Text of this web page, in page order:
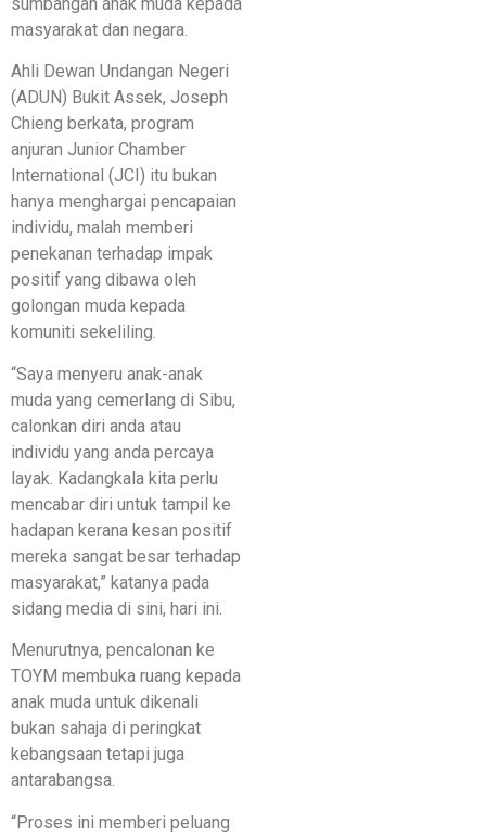
masyarakat dan negara.
Ahli Dewan Undangan Negeri
(ADUN) Bukit Assek, Joseph
Chieng berkata, program
anjuran Junior Chamber
International (JCI) itu bukan
hanya menghargai pencapaian
individu, malah memberi
penekanan terhadap impak
positif yang dibawa oleh
golongan muda kepada
komuniti sekeliling.
“Saya menyeru anak-anak
muda yang cemerlang di Sibu,
calonkan diri anda atau
individu yang anda percaya
layak. Kadangkala kita perlu
mencabar diri untuk tampil ke
hadapan kerana kesan positif
mereka sangat besar terhadap
masyarakat,” katanya pada
sidang media di sini, hari ini.
Menurutnya, pencalonan ke
TOYM membuka ruang kepada
anak muda untuk dikenali
bukan sahaja di peringkat
kebangsaan tetapi juga
antarabangsa.
“Proses ini memberi peluang